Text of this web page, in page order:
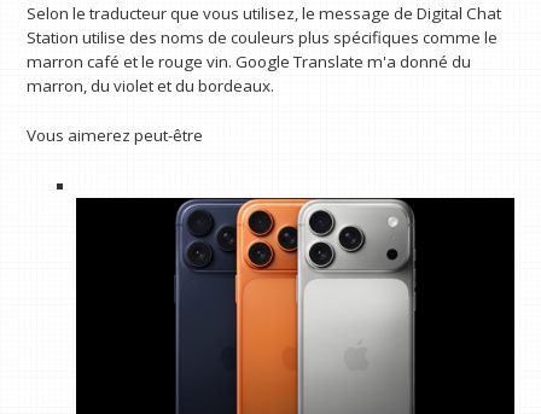
Selon le traducteur que vous utilisez, le message de Digital Chat
Station utilise des noms de couleurs plus spécifiques comme le
marron café et le rouge vin. Google Translate m'a donné du
marron, du violet et du bordeaux.
Vous aimerez peut-être